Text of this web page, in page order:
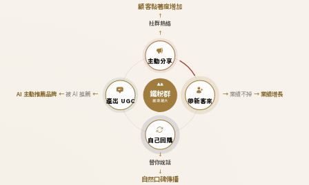
鐵粉群
越滾越大
主動分享
↑
社群熱絡
↑
顧客黏著度增加
帶新客來
→業績不掉 →業績增長
自己回購
↓
替你說話
↓
自然口碑傳播
產出 UGC
AI 主動推薦品牌←被 AI 推薦 ←